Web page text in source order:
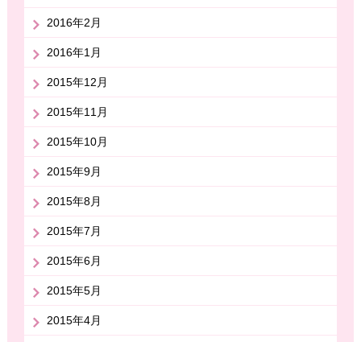
2016年2月
2016年1月
2015年12月
2015年11月
2015年10月
2015年9月
2015年8月
2015年7月
2015年6月
2015年5月
2015年4月